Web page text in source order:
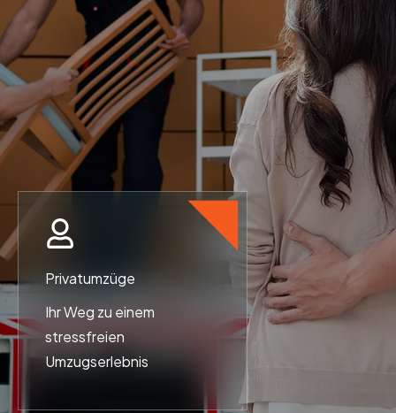
Privatumzüge
Ihr Weg zu einem
stressfreien
Umzugserlebnis